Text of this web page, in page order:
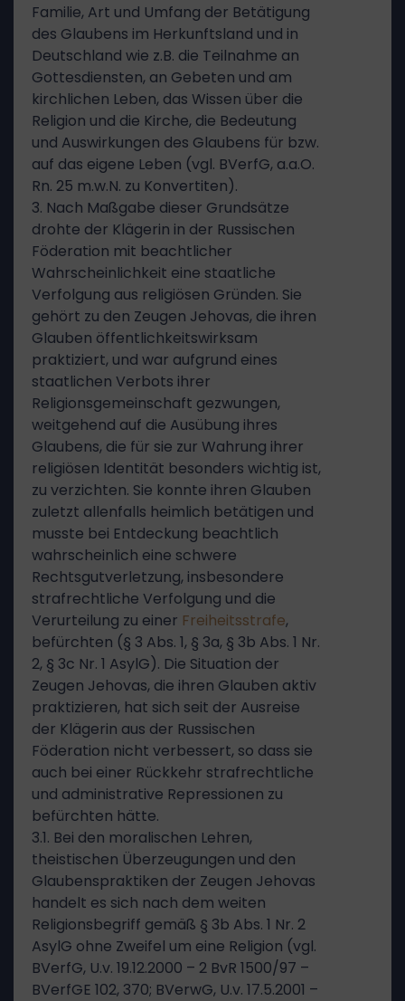
Familie, Art und Umfang der Betätigung
des Glaubens im Herkunftsland und in
Deutschland wie z.B. die Teilnahme an
Gottesdiensten, an Gebeten und am
kirchlichen Leben, das Wissen über die
Religion und die Kirche, die Bedeutung
und Auswirkungen des Glaubens für bzw.
auf das eigene Leben (vgl. BVerfG, a.a.O.
Rn. 25 m.w.N. zu Konvertiten).
3. Nach Maßgabe dieser Grundsätze
drohte der Klägerin in der Russischen
Föderation mit beachtlicher
Wahrscheinlichkeit eine staatliche
Verfolgung aus religiösen Gründen. Sie
gehört zu den Zeugen Jehovas, die ihren
Glauben öffentlichkeitswirksam
praktiziert, und war aufgrund eines
staatlichen Verbots ihrer
Religionsgemeinschaft gezwungen,
weitgehend auf die Ausübung ihres
Glaubens, die für sie zur Wahrung ihrer
religiösen Identität besonders wichtig ist,
zu verzichten. Sie konnte ihren Glauben
zuletzt allenfalls heimlich betätigen und
musste bei Entdeckung beachtlich
wahrscheinlich eine schwere
Rechtsgutverletzung, insbesondere
strafrechtliche Verfolgung und die
Verurteilung zu einer Freiheitsstrafe,
befürchten (§ 3 Abs. 1, § 3a, § 3b Abs. 1 Nr.
2, § 3c Nr. 1 AsylG). Die Situation der
Zeugen Jehovas, die ihren Glauben aktiv
praktizieren, hat sich seit der Ausreise
der Klägerin aus der Russischen
Föderation nicht verbessert, so dass sie
auch bei einer Rückkehr strafrechtliche
und administrative Repressionen zu
befürchten hätte.
3.1. Bei den moralischen Lehren,
theistischen Überzeugungen und den
Glaubenspraktiken der Zeugen Jehovas
handelt es sich nach dem weiten
Religionsbegriff gemäß § 3b Abs. 1 Nr. 2
AsylG ohne Zweifel um eine Religion (vgl.
BVerfG, U.v. 19.12.2000 – 2 BvR 1500/97 –
BVerfGE 102, 370; BVerwG, U.v. 17.5.2001 –